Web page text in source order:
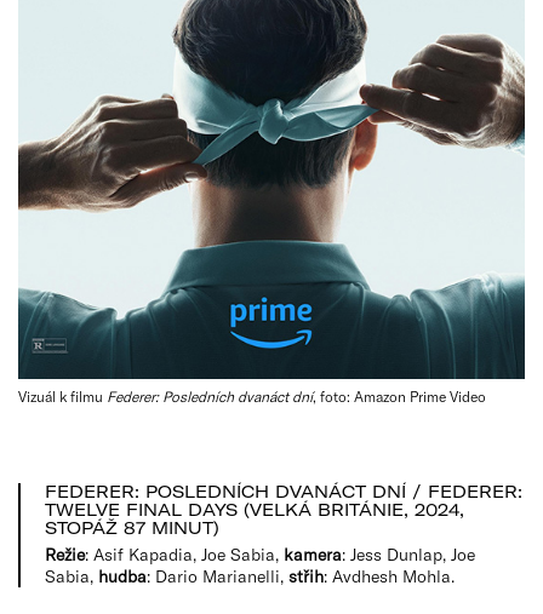
Vizuál k filmu Federer: Posledních dvanáct dní, foto: Amazon Prime Video
FEDERER: POSLEDNÍCH DVANÁCT DNÍ / FEDERER:
TWELVE FINAL DAYS (VELKÁ BRITÁNIE, 2024,
STOPÁŽ 87 MINUT)
Režie: Asif Kapadia, Joe Sabia, kamera: Jess Dunlap, Joe
Sabia, hudba: Dario Marianelli, střih: Avdhesh Mohla.